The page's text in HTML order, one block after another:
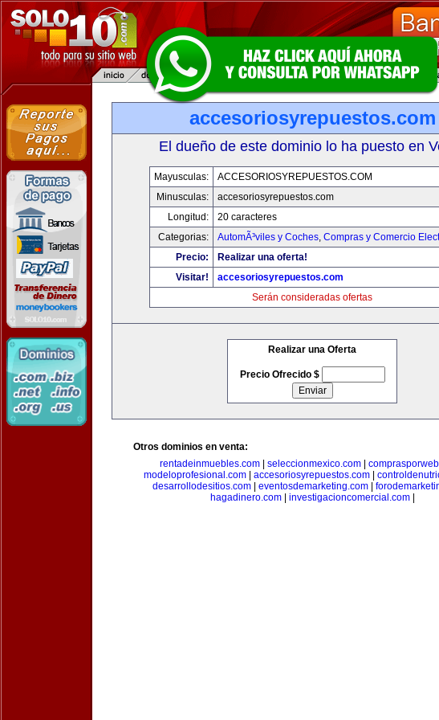
accesoriosyrepuestos.com
El dueño de este dominio lo ha puesto en
Mayusculas:
ACCESORIOSYREPUESTOS.COM
Minusculas:
accesoriosyrepuestos.com
Longitud:
20 caracteres
Categorias:
AutomÃ³viles y Coches, Compras y Comercio
Precio:
Realizar una oferta!
Visitar!
accesoriosyrepuestos.com
Serán consideradas ofertas
Realizar una Oferta
Precio Ofrecido $
Otros dominios en venta:
rentadeinmuebles.com
seleccionmexico.com
modeloprofesional.com| accesoriosyrepuestos.com|
desarrollodesitios.com| eventosdemarketing.com|
hagadinero.com| investigacioncomercial.com|